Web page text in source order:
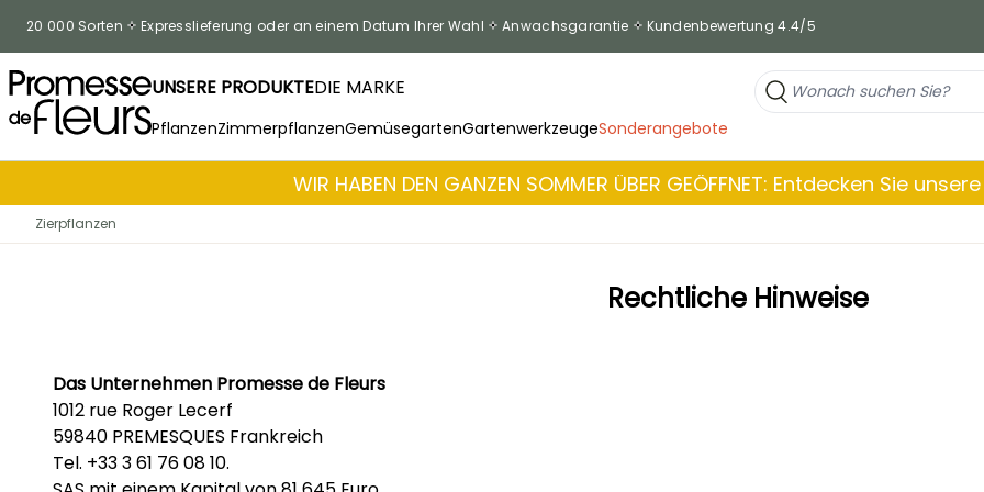
20 000 Sorten Expresslieferung oder an einem Datum Ihrer Wahl Anwachsgarantie Kundenbewertung 4.4/5
UNSERE PRODUKTEDIE MARKE
PflanzenZimmerpflanzenGemüsegartenGartenwerkzeugeSonderangebote
WIR HABEN DEN GANZEN SOMMER ÜBER GEÖFFNET: Entdecken Sie
Zierpflanzen
Rechtliche Hinweise
Das Unternehmen Promesse de Fleurs
1012 rue Roger Lecerf
59840 PREMESQUES Frankreich
Tel. +33 3 61 76 08 10.